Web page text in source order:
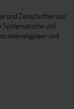
und Zeitschriften aus
Systematische und
interreligiösen und